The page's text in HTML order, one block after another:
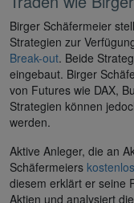
Birger Schäfermeier
Strategien zur
Break-out. Beide
eingebaut. Birger
von Futures wie DAX,
Strategien können
werden.
Aktive Anleger, die an
Schäfermeiers
diesem erklärt er seine
Aktien und analysiert